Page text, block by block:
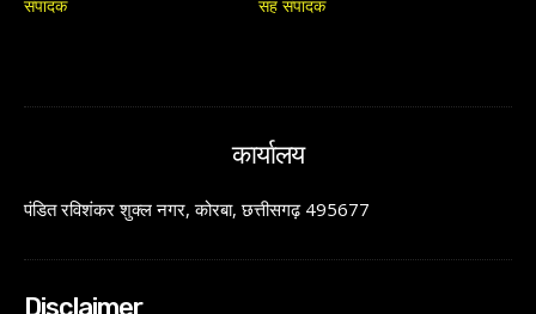
संपादक सह संपादक
कार्यालय
पंडित रविशंकर शुक्ल नगर, कोरबा, छत्तीसगढ़ 495677
Disclaimer